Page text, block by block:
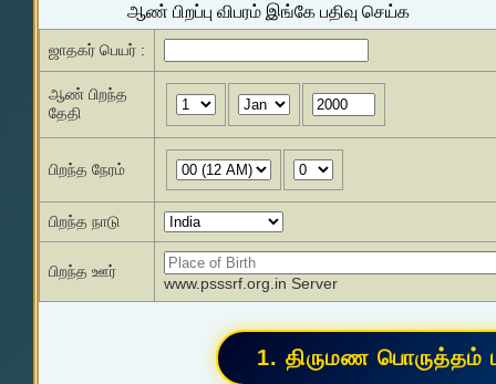
ஆண் பிறப்பு விபரம் இங்கே பதிவு செய்க
ஜாதகர் பெயர் :
ஆண் பிறந்த
தேதி
பிறந்த நேரம்
பிறந்த நாடு
பிறந்த ஊர்
www.psssrf.org.in Server